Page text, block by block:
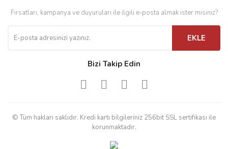
Fırsatları, kampanya ve duyuruları ile ilgili e-posta almak ister misiniz?
EKLE
Bizi Takip Edin
© Tüm hakları saklıdır. Kredi kartı bilgileriniz 256bit SSL sertifikası ile
korunmaktadır.